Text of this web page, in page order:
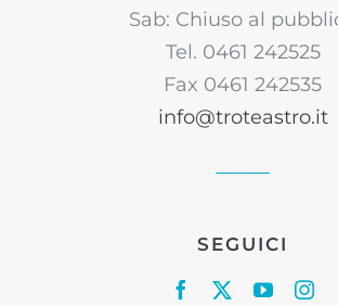
Sab: Chiuso al
Tel. 0461 242525
Fax 0461 242535
info@troteastro.it
SEGUICI